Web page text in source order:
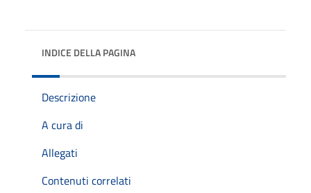
INDICE DELLA PAGINA
Descrizione
A cura di
Allegati
Contenuti correlati